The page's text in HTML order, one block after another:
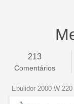
213
Comentários
Ebulidor 2000 W